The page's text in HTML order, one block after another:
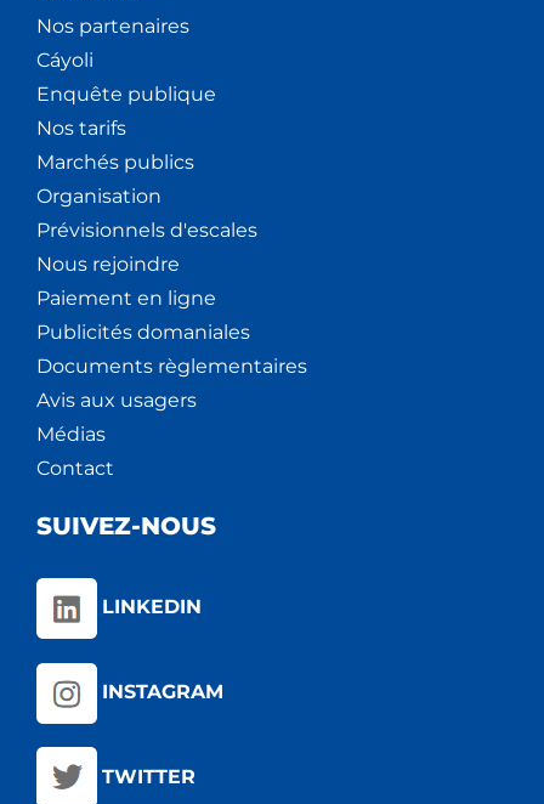
Nos partenaires
Cáyoli
Enquête publique
Nos tarifs
Marchés publics
Organisation
Prévisionnels d'escales
Nous rejoindre
Paiement en ligne
Publicités domaniales
Documents règlementaires
Avis aux usagers
Médias
Contact
SUIVEZ-NOUS
LINKEDIN
INSTAGRAM
TWITTER